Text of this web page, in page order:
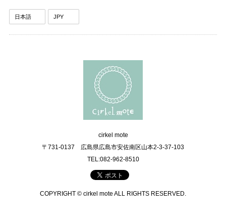
cirkel mote
〒731-0137 広島県広島市安佐南区山本2-3-37-103
TEL:082-962-8510
COPYRIGHT © cirkel mote ALL RIGHTS RESERVED.